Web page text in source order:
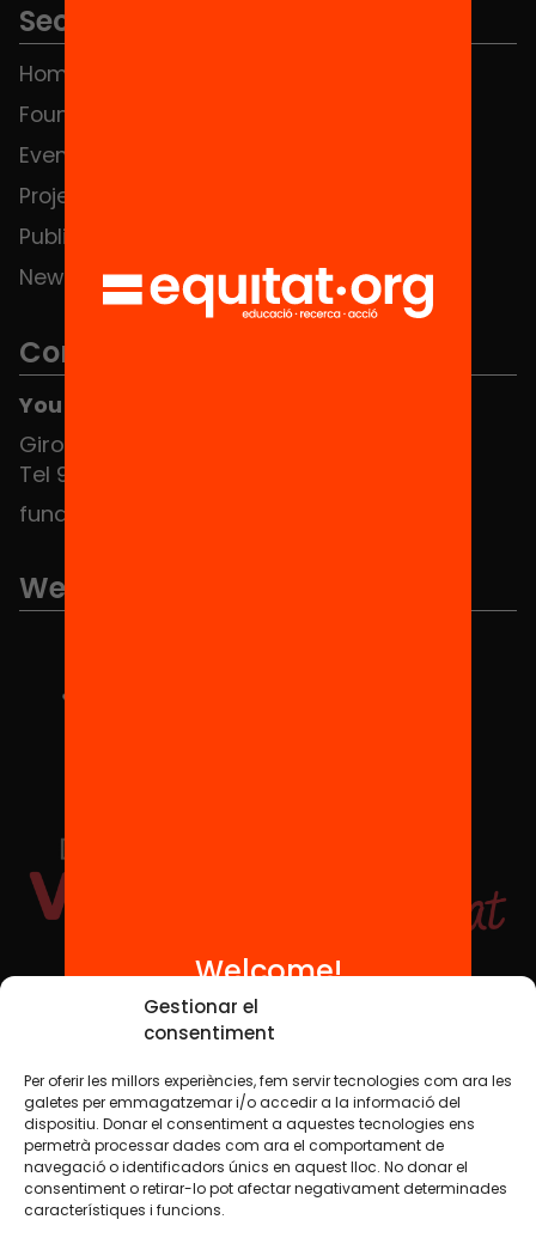
Gestionar el
consentiment
Per oferir les millors experiències, fem servir tecnologies com ara les
galetes per emmagatzemar i/o accedir a la informació del
dispositiu. Donar el consentiment a aquestes tecnologies ens
permetrà processar dades com ara el comportament de
navegació o identificadors únics en aquest lloc. No donar el
consentiment o retirar-lo pot afectar negativament determinades
característiques i funcions.
Sections
Home
Foundation
Events
Projects
Publications and videos
News
Contact
You can find us at the Social HUB
Girona 34, interior 08010 Barcelona
Tel 934 588 700
fundacio@equitat.org
We are part of...
Social Media
TW YTB IG FB IN
Legal NoticeCookie Policy
Welcome!